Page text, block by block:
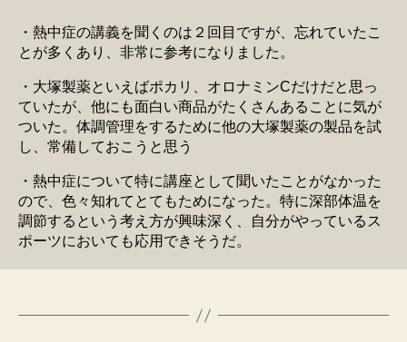
・熱中症の講義を聞くのは２回目ですが、忘れていたこ
とが多くあり、非常に参考になりました。
・大塚製薬といえばポカリ、オロナミンCだけだと思っ
ていたが、他にも面白い商品がたくさんあることに気が
ついた。体調管理をするために他の大塚製薬の製品を試
し、常備しておこうと思う
・熱中症について特に講座として聞いたことがなかった
ので、色々知れてとてもためになった。特に深部体温を
調節するという考え方が興味深く、自分がやっているス
ポーツにおいても応用できそうだ。